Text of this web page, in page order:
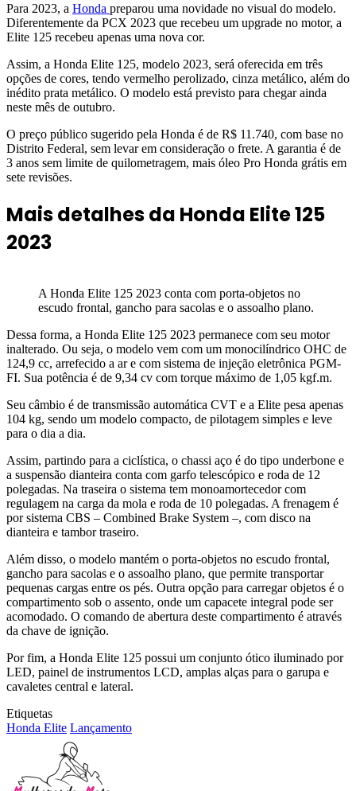
Para 2023, a Honda preparou uma novidade no visual do modelo.
Diferentemente da PCX 2023 que recebeu um upgrade no motor, a
Elite 125 recebeu apenas uma nova cor.
Assim, a Honda Elite 125, modelo 2023, será oferecida em três
opções de cores, tendo vermelho perolizado, cinza metálico, além do
inédito prata metálico. O modelo está previsto para chegar ainda
neste mês de outubro.
O preço público sugerido pela Honda é de R$ 11.740, com base no
Distrito Federal, sem levar em consideração o frete. A garantia é de
3 anos sem limite de quilometragem, mais óleo Pro Honda grátis em
sete revisões.
Mais detalhes da Honda Elite 125
2023
A Honda Elite 125 2023 conta com porta-objetos no
escudo frontal, gancho para sacolas e o assoalho plano.
Dessa forma, a Honda Elite 125 2023 permanece com seu motor
inalterado. Ou seja, o modelo vem com um monocilíndrico OHC de
124,9 cc, arrefecido a ar e com sistema de injeção eletrônica PGM-
FI. Sua potência é de 9,34 cv com torque máximo de 1,05 kgf.m.
Seu câmbio é de transmissão automática CVT e a Elite pesa apenas
104 kg, sendo um modelo compacto, de pilotagem simples e leve
para o dia a dia.
Assim, partindo para a ciclística, o chassi aço é do tipo underbone e
a suspensão dianteira conta com garfo telescópico e roda de 12
polegadas. Na traseira o sistema tem monoamortecedor com
regulagem na carga da mola e roda de 10 polegadas. A frenagem é
por sistema CBS – Combined Brake System –, com disco na
dianteira e tambor traseiro.
Além disso, o modelo mantém o porta-objetos no escudo frontal,
gancho para sacolas e o assoalho plano, que permite transportar
pequenas cargas entre os pés. Outra opção para carregar objetos é o
compartimento sob o assento, onde um capacete integral pode ser
acomodado. O comando de abertura deste compartimento é através
da chave de ignição.
Por fim, a Honda Elite 125 possui um conjunto ótico iluminado por
LED, painel de instrumentos LCD, amplas alças para o garupa e
cavaletes central e lateral.
Etiquetas
Honda Elite Lançamento